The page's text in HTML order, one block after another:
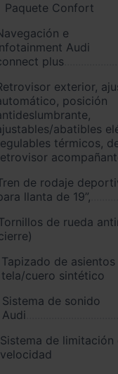
Paquete Confort
e
Audi
plus
exterior,
posición
abatibles
térmicos,
de rodaje
llanta de 19”,
de rueda
Tapizado de asientos
tela/cuero sintético
Sistema de sonido
Audi
Sistema de limitación
velocidad